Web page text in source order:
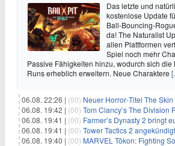
Das letzte und
kostenlose Update
Ball-Bouncing-
da! The Naturalist
allen Plattformen
Spiel noch mehr
Passive Fähigkeiten hinzu, wodurch sich
Runs erheblich erweitern. Neue Charaktere
06.08. 22:26 | (00) Neuer Horror‑Titel The
06.08. 19:42 | (00) Tom Clancy’s The Division
06.08. 19:41 | (00) Farmer’s Dynasty 2 bringt
06.08. 19:41 | (00) Tower Tactics 2 angekündigt: Tower Defense
06.08. 19:40 | (00) MARVEL Tōkon: Fighting